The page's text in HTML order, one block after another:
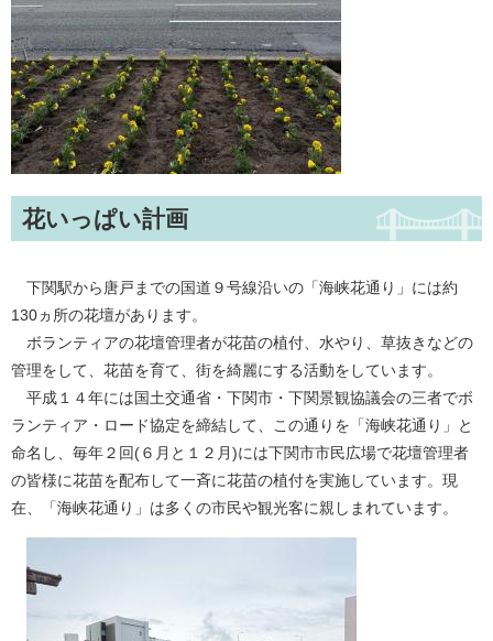
花いっぱい計画
下関駅から唐戸までの国道９号線沿いの「海峡花通り」には約
130ヵ所の花壇があります。
ボランティアの花壇管理者が花苗の植付、水やり、草抜きなどの
管理をして、花苗を育て、街を綺麗にする活動をしています。
平成１４年には国土交通省・下関市・下関景観協議会の三者でボ
ランティア・ロード協定を締結して、この通りを「海峡花通り」と
命名し、毎年２回(６月と１２月)には下関市市民広場で花壇管理者
の皆様に花苗を配布して一斉に花苗の植付を実施しています。現
在、「海峡花通り」は多くの市民や観光客に親しまれています。